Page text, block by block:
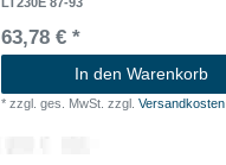
63,78 € *
In den Warenkorb
*zzgl. ges. MwSt. zzgl.Versandkosten